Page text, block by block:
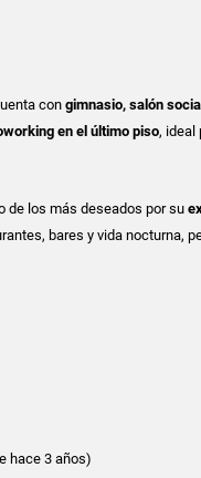
congimnasio, salón
en el último piso, ideal
de los más deseados por su
bares y vida nocturna,
hace 3 años)